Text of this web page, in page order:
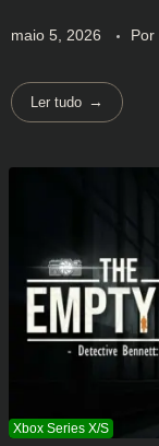
maio 5, 2026 Por
Ler tudo